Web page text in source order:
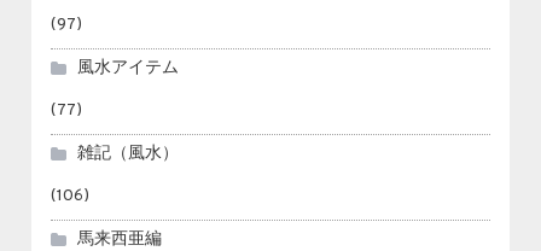
(97)
風水アイテム
(77)
雑記（風水）
(106)
馬来西亜編